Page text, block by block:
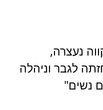
נעצרה,
לגבר וניהלה
נשים"